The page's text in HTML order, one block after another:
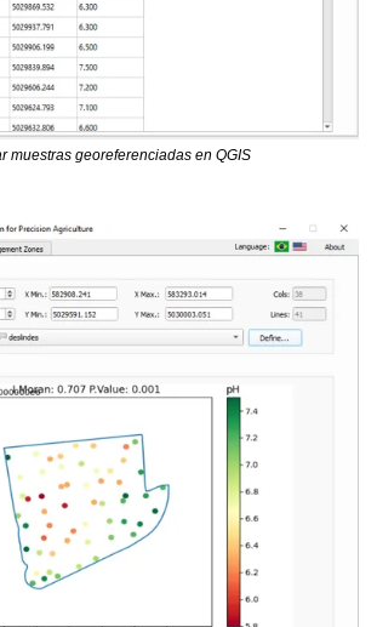
muestras georeferenciadas en QGIS